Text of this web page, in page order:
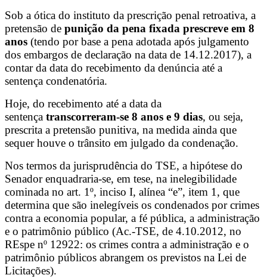
Sob a ótica do instituto da prescrição penal retroativa, a
pretensão de punição da pena fixada prescreve em 8
anos (tendo por base a pena adotada após julgamento
dos embargos de declaração na data de 14.12.2017), a
contar da data do recebimento da denúncia até a
sentença condenatória.
Hoje, do recebimento até a data da
sentença transcorreram-se 8 anos e 9 dias​, ou seja,
prescrita a pretensão punitiva, na medida ainda que
sequer houve o trânsito em julgado da condenação.
Nos termos da jurisprudência do TSE, a hipótese do
Senador enquadraria-se, em tese, na inelegibilidade
cominada no art. 1º, inciso I, alínea “e”, item 1, que
determina que são inelegíveis os condenados por crimes
contra a economia popular, a fé pública, a administração
e o patrimônio público (Ac.-TSE, de 4.10.2012, no
REspe nº 12922: os crimes contra a administração e o
patrimônio públicos abrangem os previstos na Lei de
Licitações).